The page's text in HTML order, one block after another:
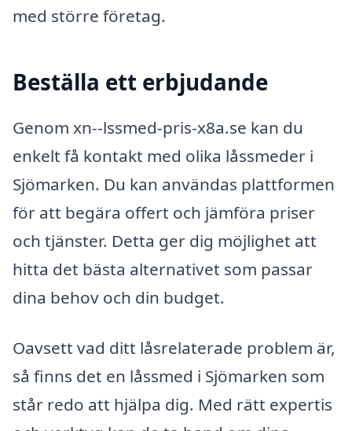
med större företag.
Beställa ett erbjudande
Genom xn--lssmed-pris-x8a.se kan du
enkelt få kontakt med olika låssmeder i
Sjömarken. Du kan användas plattformen
för att begära offert och jämföra priser
och tjänster. Detta ger dig möjlighet att
hitta det bästa alternativet som passar
dina behov och din budget.
Oavsett vad ditt låsrelaterade problem är,
så finns det en låssmed i Sjömarken som
står redo att hjälpa dig. Med rätt expertis